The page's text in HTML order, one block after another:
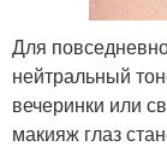
Для
нейтральный
вечеринки или
макияж глаз